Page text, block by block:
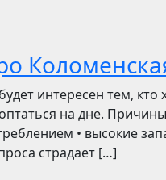
интересен тем, кто
на дне. Причины
• высокие
страдает […]